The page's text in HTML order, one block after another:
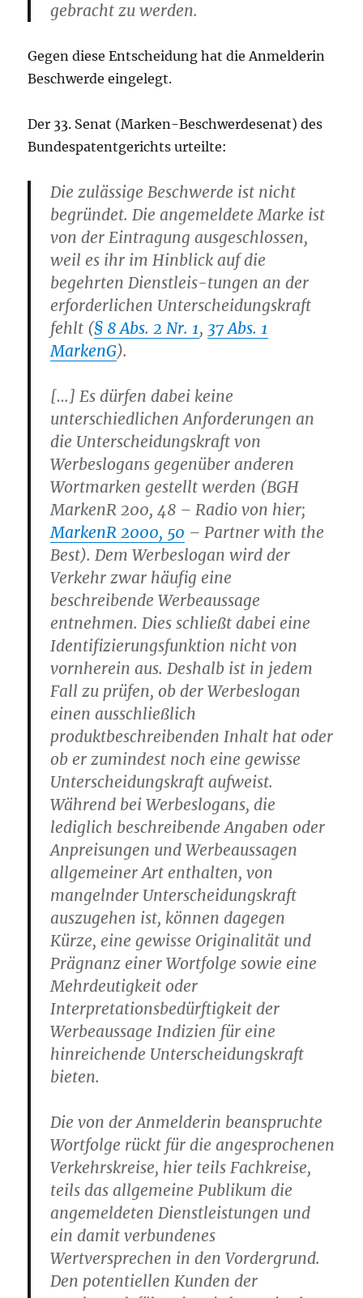
gebracht zu werden.
Gegen diese Entscheidung hat die Anmelderin
Beschwerde eingelegt.
Der 33. Senat (Marken-Beschwerdesenat) des
Bundespatentgerichts urteilte:
Die zulässige Beschwerde ist nicht
begründet. Die angemeldete Marke ist
von der Eintragung ausgeschlossen,
weil es ihr im Hinblick auf die
begehrten Dienstleis-tungen an der
erforderlichen Unterscheidungskraft
fehlt (§ 8 Abs. 2 Nr. 1, 37 Abs. 1
MarkenG).
[…] Es dürfen dabei keine
unterschiedlichen Anforderungen an
die Unterscheidungskraft von
Werbeslogans gegenüber anderen
Wortmarken gestellt werden (BGH
MarkenR 200, 48 – Radio von hier;
MarkenR 2000, 50 – Partner with the
Best). Dem Werbeslogan wird der
Verkehr zwar häufig eine
beschreibende Werbeaussage
entnehmen. Dies schließt dabei eine
Identifizierungsfunktion nicht von
vornherein aus. Deshalb ist in jedem
Fall zu prüfen, ob der Werbeslogan
einen ausschließlich
produktbeschreibenden Inhalt hat oder
ob er zumindest noch eine gewisse
Unterscheidungskraft aufweist.
Während bei Werbeslogans, die
lediglich beschreibende Angaben oder
Anpreisungen und Werbeaussagen
allgemeiner Art enthalten, von
mangelnder Unterscheidungskraft
auszugehen ist, können dagegen
Kürze, eine gewisse Originalität und
Prägnanz einer Wortfolge sowie eine
Mehrdeutigkeit oder
Interpretationsbedürftigkeit der
Werbeaussage Indizien für eine
hinreichende Unterscheidungskraft
bieten.
Die von der Anmelderin beanspruchte
Wortfolge rückt für die angesprochenen
Verkehrskreise, hier teils Fachkreise,
teils das allgemeine Publikum die
angemeldeten Dienstleistungen und
ein damit verbundenes
Wertversprechen in den Vordergrund.
Den potentiellen Kunden der